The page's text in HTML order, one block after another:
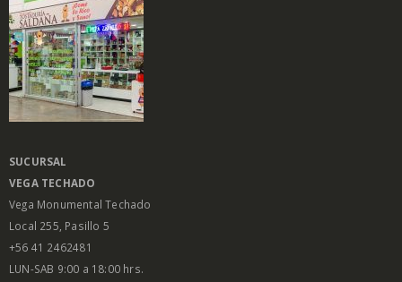
SUCURSAL
VEGA TECHADO
Vega Monumental Techado
Local 255, Pasillo 5
+56 41 2462481
LUN-SAB 9:00 a 18:00 hrs.